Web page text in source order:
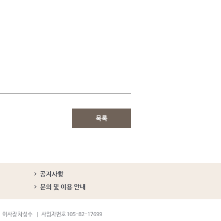
목록
공지사항
문의 및 이용 안내
이사장 차성수 사업자번호 105-82-17699